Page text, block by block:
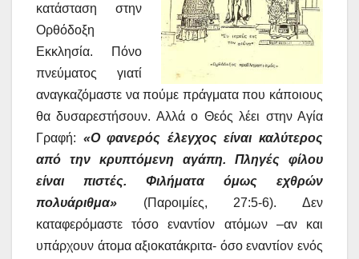
κατάσταση στην
Ορθόδοξη
Εκκλησία. Πόνο
πνεύματος γιατί
αναγκαζόμαστε να πούμε πράγματα που κάποιους
θα δυσαρεστήσουν. Αλλά ο Θεός λέει στην Αγία
Γραφή: «Ο φανερός έλεγχος είναι καλύτερος
από την κρυπτόμενη αγάπη. Πληγές φίλου
είναι πιστές. Φιλήματα όμως εχθρών
πολυάριθμα» (Παροιμίες, 27:5-6). Δεν
καταφερόμαστε τόσο εναντίον ατόμων –αν και
υπάρχουν άτομα αξιοκατάκριτα- όσο εναντίον ενός